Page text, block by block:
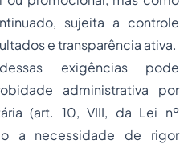
sujeita a controle
e transparência ativa.
exigências pode
administrativa por
(art. 10, VIII, da Lei nº
a necessidade de rigor